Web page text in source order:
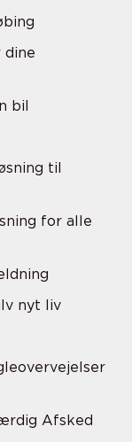
bil
til
for alle
nyt liv
Afsked